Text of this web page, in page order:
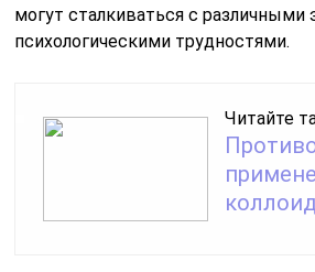
могут сталкиваться с
психологическими трудностями.
Читайте